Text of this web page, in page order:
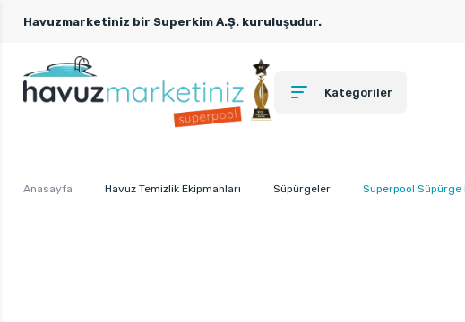
Havuzmarketiniz bir Superkim A.Ş. kuruluşudur.
Kategoriler
Anasayfa Havuz Temizlik Ekipmanları Süpürgeler Superpool Süpürge